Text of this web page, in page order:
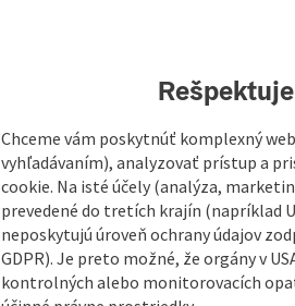
Chceme vám poskytnúť komplexný
vyhľadávaním), analyzovať prístup a
cookie. Na isté účely (analýza,
prevedené do tretích krajín (napríklad
neposkytujú úroveň ochrany údajov
GDPR). Je preto možné, že orgány v
kontrolných alebo monitorovacích